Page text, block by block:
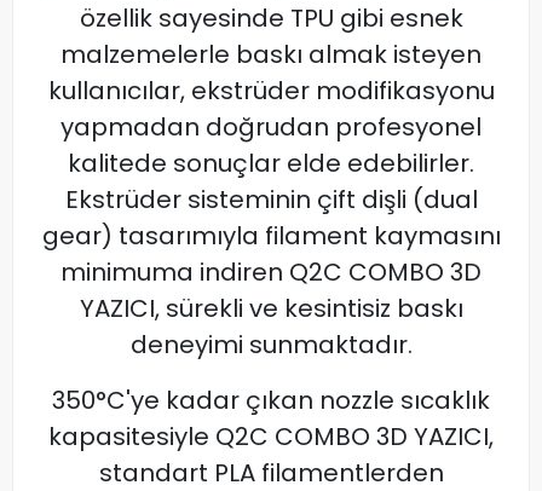
özellik sayesinde TPU gibi esnek
malzemelerle baskı almak isteyen
kullanıcılar, ekstrüder modifikasyonu
yapmadan doğrudan profesyonel
kalitede sonuçlar elde edebilirler.
Ekstrüder sisteminin çift dişli (dual
gear) tasarımıyla filament kaymasını
minimuma indiren Q2C COMBO 3D
YAZICI, sürekli ve kesintisiz baskı
deneyimi sunmaktadır.
350°C'ye kadar çıkan nozzle sıcaklık
kapasitesiyle Q2C COMBO 3D YAZICI,
standart PLA filamentlerden